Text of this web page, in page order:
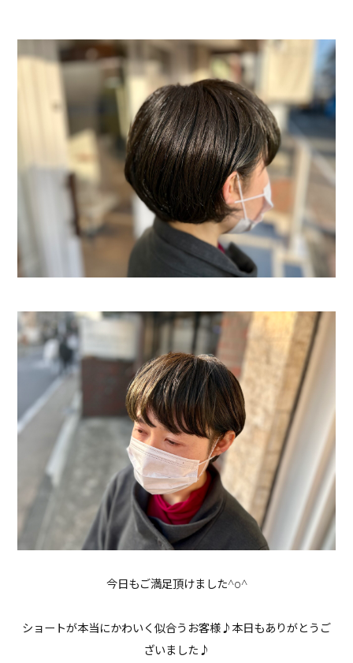
今日もご満足頂けました^o^
ショートが本当にかわいく似合うお客様♪本日もありがとうご
ざいました♪